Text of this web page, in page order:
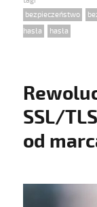
Tags
bezpieczeństwo
hasła
hasła
SSL/
od